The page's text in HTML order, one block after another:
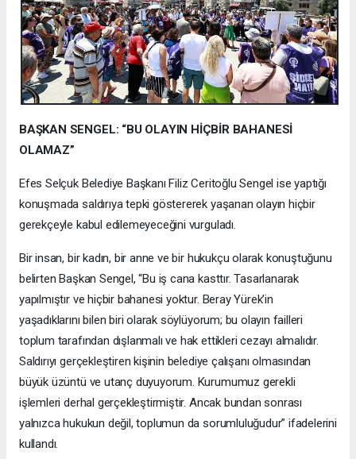
BAŞKAN SENGEL: “BU OLAYIN HİÇBİR BAHANESİ
OLAMAZ”
Efes Selçuk Belediye Başkanı Filiz Ceritoğlu Sengel ise yaptığı
konuşmada saldırıya tepki göstererek yaşanan olayın hiçbir
gerekçeyle kabul edilemeyeceğini vurguladı.
Bir insan, bir kadın, bir anne ve bir hukukçu olarak konuştuğunu
belirten Başkan Sengel, “Bu iş cana kasttır. Tasarlanarak
yapılmıştır ve hiçbir bahanesi yoktur. Beray Yürek’in
yaşadıklarını bilen biri olarak söylüyorum; bu olayın failleri
toplum tarafından dışlanmalı ve hak ettikleri cezayı almalıdır.
Saldırıyı gerçekleştiren kişinin belediye çalışanı olmasından
büyük üzüntü ve utanç duyuyorum. Kurumumuz gerekli
işlemleri derhal gerçekleştirmiştir. Ancak bundan sonrası
yalnızca hukukun değil, toplumun da sorumluluğudur” ifadelerini
kullandı.